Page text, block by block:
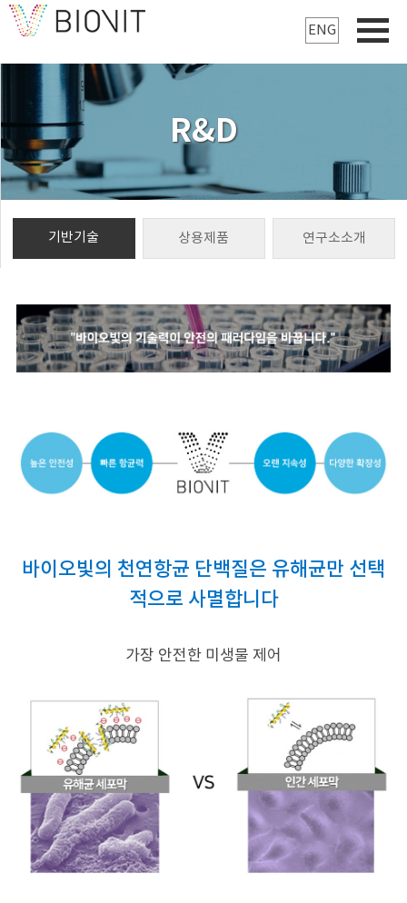
ENG
R&D
기반기술 상용제품 연구소소개
바이오빛의 천연항균 단백질은 유해균만 선택
적으로 사멸합니다
가장 안전한 미생물 제어